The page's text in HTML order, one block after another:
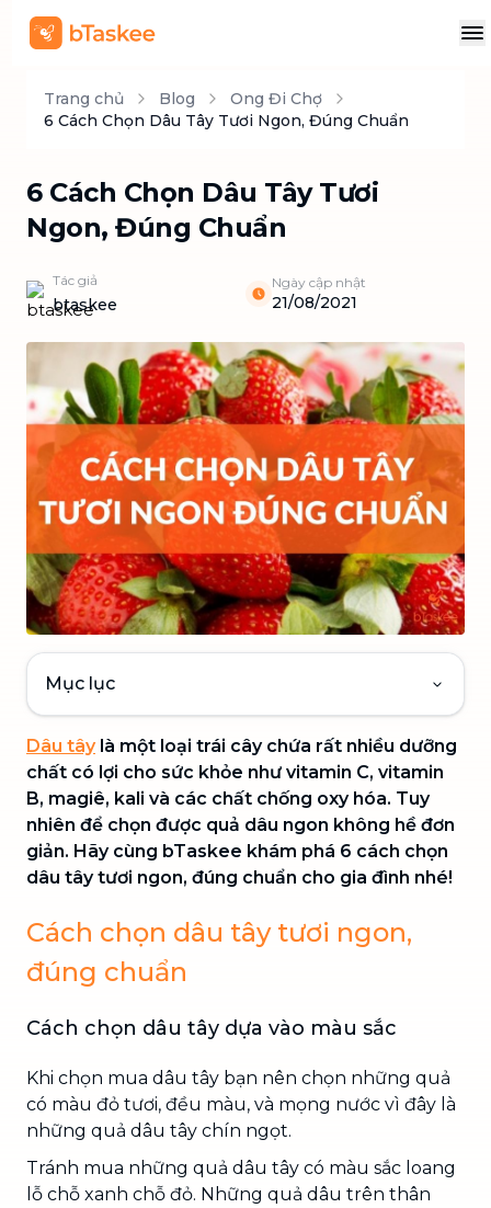
Trang chủ Blog
Ong Đi Chợ
6 Cách Chọn Dâu Tây Tươi Ngon, Đúng Chuẩn
6 Cách Chọn Dâu Tây Tươi
Ngon, Đúng Chuẩn
Tác giả
btaskee
Ngày cập nhật
21/08/2021
Mục lục
Dâu tâylà một loại trái cây chứa rất nhiều dưỡng
chất có lợi cho sức khỏe như vitamin C, vitamin
B, magiê, kali và các chất chống oxy hóa. Tuy
nhiên để chọn được quả dâu ngon không hề đơn
giản. Hãy cùng bTaskee khám phá 6 cách chọn
dâu tây tươi ngon, đúng chuẩn cho gia đình nhé!
Cách chọn dâu tây tươi ngon,
đúng chuẩn
Cách chọn dâu tây dựa vào màu sắc
Khi chọn mua dâu tây bạn nên chọn những quả
có màu đỏ tươi, đều màu, và mọng nước vì đây là
những quả dâu tây chín ngọt.
Tránh mua những quả dâu tây có màu sắc loang
lỗ chỗ xanh chỗ đỏ. Những quả dâu trên thân